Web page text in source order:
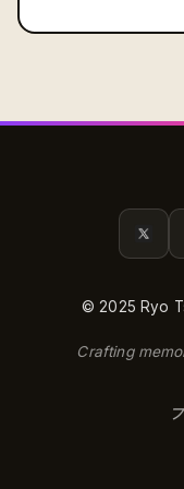
© 2025 Ryo
Crafting